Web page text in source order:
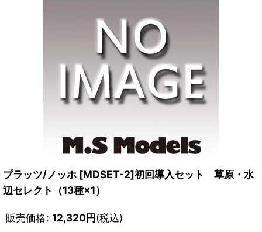
プラッツ/ノッホ [MDSET-2]初回導入セット 草原・水
辺セレクト（13種×1）
販売価格: 12,320円(税込)